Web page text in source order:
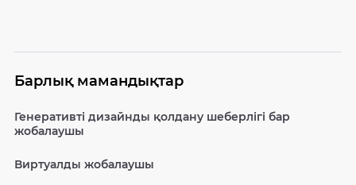
Барлық мамандықтар
Генеративті дизайнды қолдану шеберлігі бар
жобалаушы
Виртуалды жобалаушы